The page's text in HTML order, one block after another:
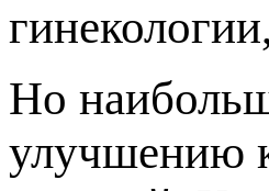
Но
улучшению